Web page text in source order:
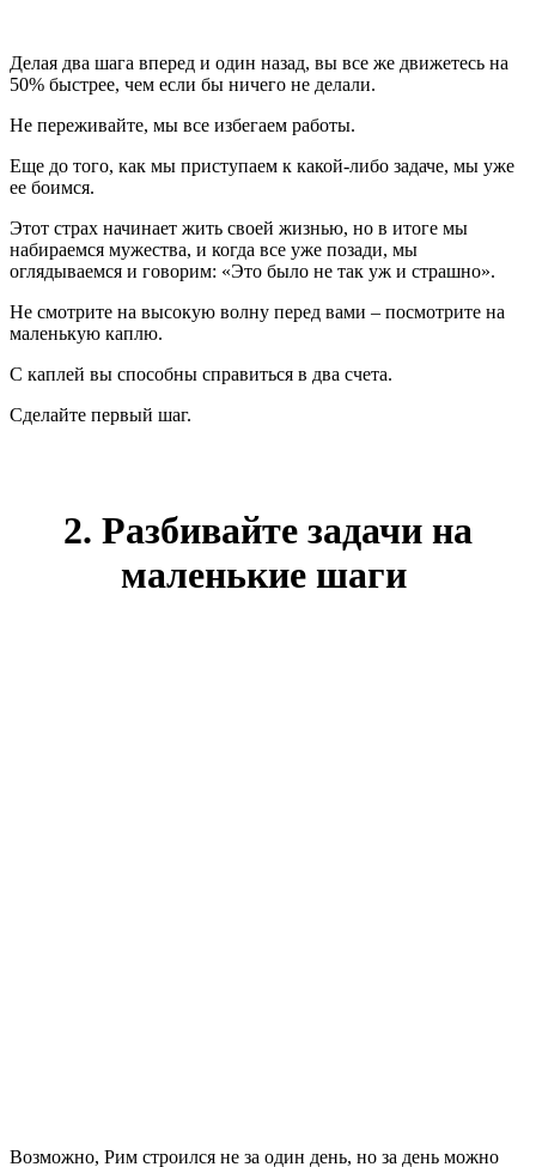
Делая два шага вперед и один назад, вы все же движетесь на
50% быстрее, чем если бы ничего не делали.
Не переживайте, мы все избегаем работы.
Еще до того, как мы приступаем к какой-либо задаче, мы уже
ее боимся.
Этот страх начинает жить своей жизнью, но в итоге мы
набираемся мужества, и когда все уже позади, мы
оглядываемся и говорим: «Это было не так уж и страшно».
Не смотрите на высокую волну перед вами – посмотрите на
маленькую каплю.
С каплей вы способны справиться в два счета.
Сделайте первый шаг.
2. Разбивайте задачи на
маленькие шаги
Возможно, Рим строился не за один день, но за день можно